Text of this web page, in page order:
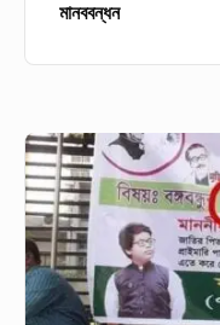
মানববন্ধন
বঙ্গবন্ধুর
ভাষণ
পাঠ্যপুস্তকে
অন্তর্ভুক্তির
দাবীতে
শিশুর